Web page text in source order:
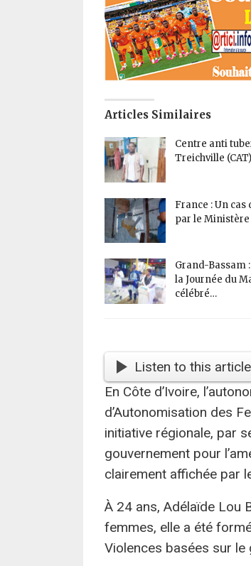
Articles Similaires
Centre anti
Treichville
France : Un cas
par le
Grand-Bassam
la Journée du
célébré…
Listen to this article
En Côte d’Ivoire,
d’Autonomisation des
initiative régionale, par
gouvernement pour
clairement affichée par
À 24 ans, Adélaïde Lou
femmes, elle a été
Violences basées sur le